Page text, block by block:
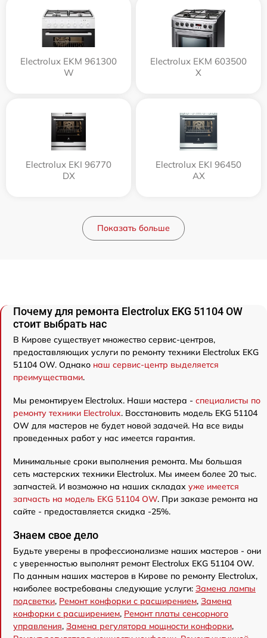
Electrolux EKM 961300
W
Electrolux EKM 603500
X
Electrolux EKI 96770
DX
Electrolux EKI 96450
AX
Показать больше
Почему для ремонта Electrolux EKG 51104 OW
стоит выбрать нас
В Кирове существует множество сервис-центров,
предоставляющих услуги по ремонту техники Electrolux EKG
51104 OW. Однако наш сервис-центр выделяется
преимуществами.
Мы ремонтируем Electrolux. Наши мастера - специалисты по
ремонту техники Electrolux. Восстановить модель EKG 51104
OW для мастеров не будет новой задачей. На все виды
проведенных работ у нас имеется гарантия.
Минимальные сроки выполнения ремонта. Мы большая
сеть мастерских техники Electrolux. Мы имеем более 20 тыс.
запчастей. И возможно на наших складах уже имеется
запчасть на модель EKG 51104 OW. При заказе ремонта на
сайте - предоставляется скидка -25%.
Знаем свое дело
Будьте уверены в профессионализме наших мастеров - они
с уверенностью выполнят ремонт Electrolux EKG 51104 OW.
По данным наших мастеров в Кирове по ремонту Electrolux,
наиболее востребованы следующие услуги: Замена лампы
подсветки, Ремонт конфорки с расширением, Замена
конфорки с расширением, Ремонт платы сенсорного
управления, Замена регулятора мощности конфорки,